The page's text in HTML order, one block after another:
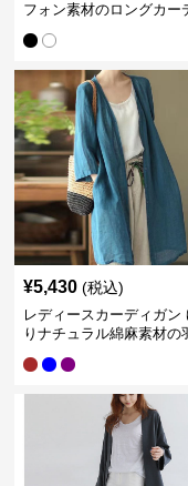
フォン素材のロングカー
¥5,430 (税込)
レディースカーディガン
りナチュラル綿麻素材の